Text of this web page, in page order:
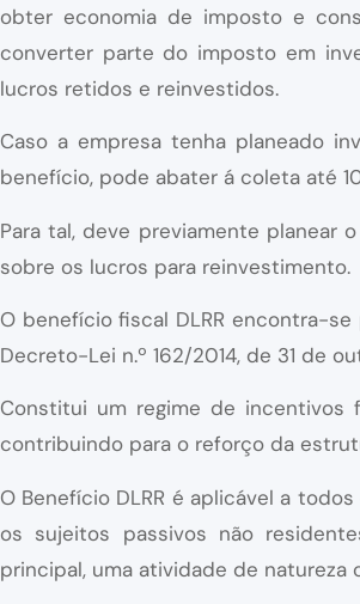
obter economia de imposto e
converter parte do imposto em
lucros retidos e reinvestidos.
Caso a empresa tenha planeado
benefício, pode abater á coleta até
Para tal, deve previamente planear
sobre os lucros para reinvestimento.
O benefício fiscal DLRR encontra-
Decreto-Lei n.º 162/2014, de 31 de
Constitui um regime de incentivos
contribuindo para o reforço da
O Benefício DLRR é aplicável a
os sujeitos passivos não
principal, uma atividade de natureza